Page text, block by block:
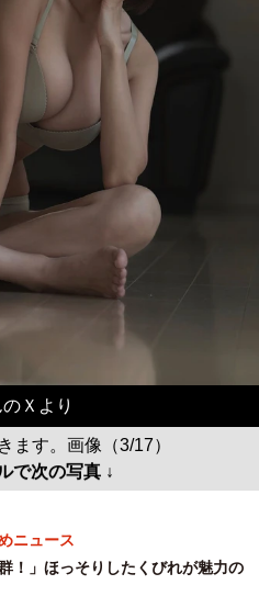
Ｘより
ます。画像（3/17）
で次の写真 ↓
ニュース
！」ほっそりしたくびれが魅力の